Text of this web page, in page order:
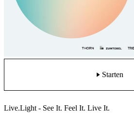
Starten
Live.Light - See It. Feel It. Live It.